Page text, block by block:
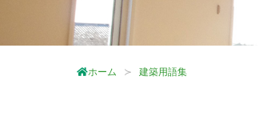
ホーム 建築用語集